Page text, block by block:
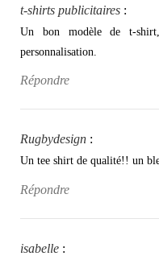
t-shirts publicitaires :
Un bon modèle de t-
personnalisation.
Répondre
Rugbydesign :
Un tee shirt de qualité!! un
Répondre
isabelle :